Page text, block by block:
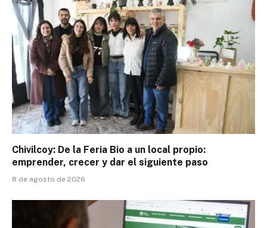
Chivilcoy: De la Feria Bio a un local propio:
emprender, crecer y dar el siguiente paso
8 de agosto de 2026